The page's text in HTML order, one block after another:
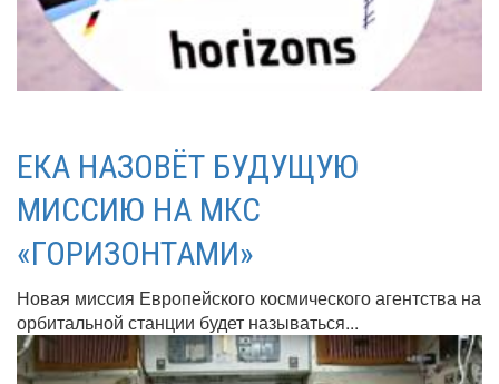
ЕКА НАЗОВЁТ БУДУЩУЮ
МИССИЮ НА МКС
«ГОРИЗОНТАМИ»
Новая миссия Европейского космического агентства на
орбитальной станции будет называться...